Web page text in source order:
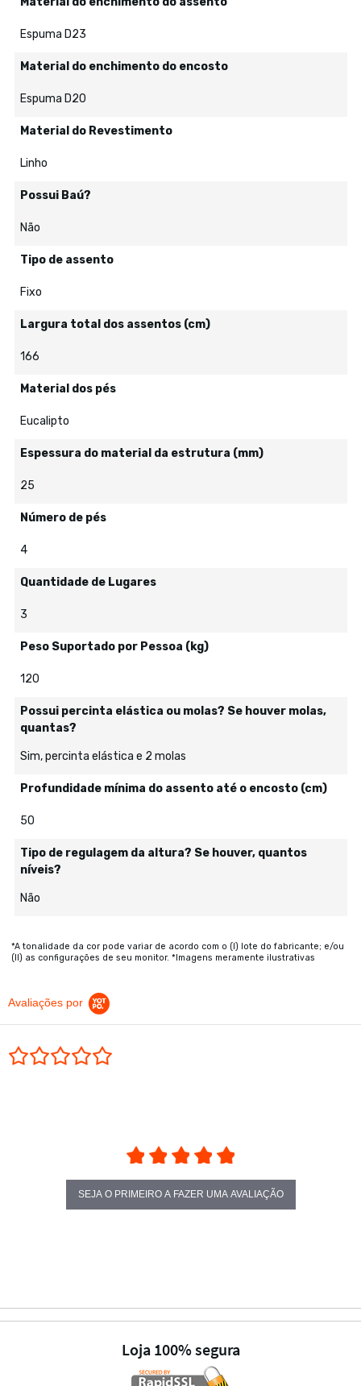
Espuma D23
Material do enchimento do encosto
Espuma D20
Material do Revestimento
Linho
Possui Baú?
Não
Tipo de assento
Fixo
Largura total dos assentos (cm)
166
Material dos pés
Eucalipto
Espessura do material da estrutura (mm)
25
Número de pés
4
Quantidade de Lugares
3
Peso Suportado por Pessoa (kg)
120
Possui percinta elástica ou molas? Se houver molas,
quantas?
Sim, percinta elástica e 2 molas
Profundidade mínima do assento até o encosto (cm)
50
Tipo de regulagem da altura? Se houver, quantos
níveis?
Não
*A tonalidade da cor pode variar de acordo com o (I) lote do fabricante; e/ou
(II) as configurações de seu monitor. *Imagens meramente ilustrativas
Avaliações por
SEJA O PRIMEIRO A FAZER UMA AVALIAÇÃO